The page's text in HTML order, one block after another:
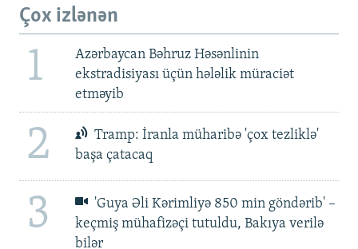
Çox izlənən
1
Azərbaycan Bəhruz Həsənlinin
ekstradisiyası üçün hələlik müraciət
etməyib
2
Tramp: İranla müharibə 'çox tezliklə'
başa çatacaq
3
'Guya Əli Kərimliyə 850 min göndərib' –
keçmiş mühafizəçi tutuldu, Bakıya verilə
bilər